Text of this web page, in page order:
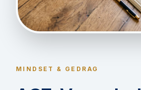
MINDSET & GEDRAG